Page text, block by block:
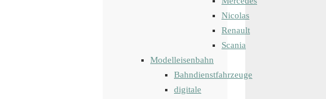
Nicolas
Renault
Scania
Modelleisenbahn
Bahndienstfahrzeuge
digitale